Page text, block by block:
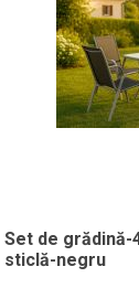
Set de grădină-
sticlă-negru